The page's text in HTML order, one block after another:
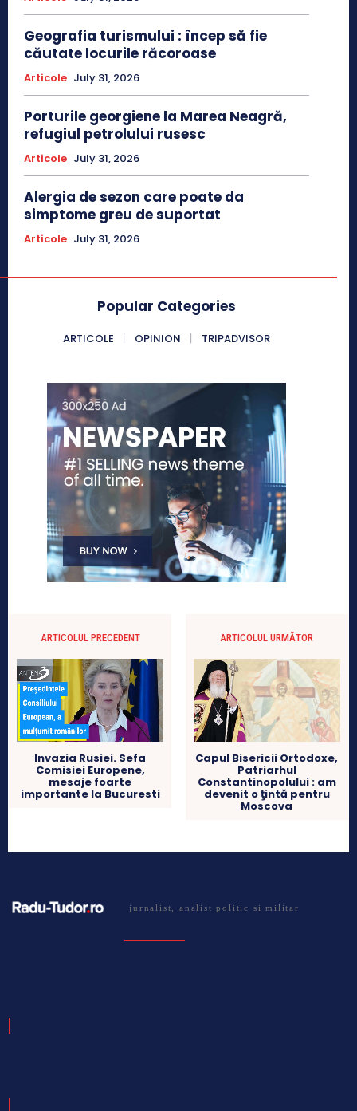
Geografia turismului : încep să fie
căutate locurile răcoroase
Articole July 31, 2026
Porturile georgiene la Marea Neagră,
refugiul petrolului rusesc
Articole July 31, 2026
Alergia de sezon care poate da
simptome greu de suportat
Articole July 31, 2026
Popular Categories
ARTICOLE OPINION TRIPADVISOR
ARTICOLUL PRECEDENT
Invazia Rusiei. Sefa
Comisiei Europene,
mesaje foarte
importante la Bucuresti
ARTICOLUL URMĂTOR
Capul Bisericii Ortodoxe,
Patriarhul
Constantinopolului : am
devenit o ţintă pentru
Moscova
jurnalist, analist politic si militar